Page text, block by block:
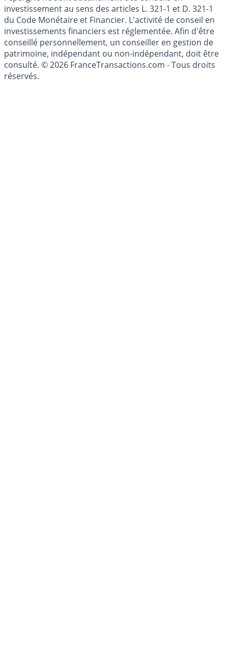
Les articles et commentaires publiés sur le guide de
l'épargne ne sont aucunement des conseils en
investissement au sens des articles L. 321-1 et D. 321-1
du Code Monétaire et Financier. L'activité de conseil en
investissements financiers est réglementée. Afin d'être
conseillé personnellement, un conseiller en gestion de
patrimoine, indépendant ou non-indépendant, doit être